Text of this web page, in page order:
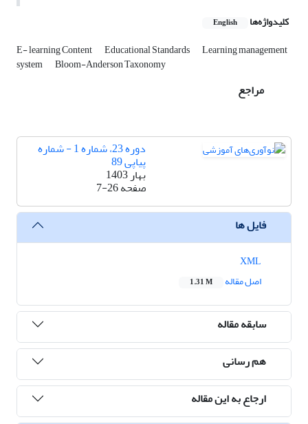
کلیدواژه‌ها English
E- learning Content Educational Standards Learning management
system Bloom-Anderson Taxonomy
مراجع
دوره 23، شماره 1 - شماره
پیاپی 89
بهار 1403
صفحه7-26
فایل ها
اصل مقاله
1.31 M
سابقه مقاله
هم رسانی
ارجاع به این مقاله